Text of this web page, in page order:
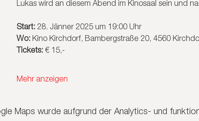
Lukas wird an diesem Abend im Kinosaal sein und
Start: 28. Jänner 2025 um 19:00 Uhr
Wo: Kino Kirchdorf, Bambergstraße 20, 4560
Tickets: € 15,-
Mehr anzeigen
Maps wurde aufgrund der Analytics- und